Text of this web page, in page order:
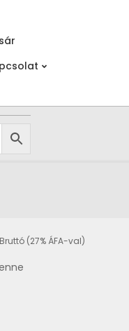
Bruttó (27% ÁFA-val)